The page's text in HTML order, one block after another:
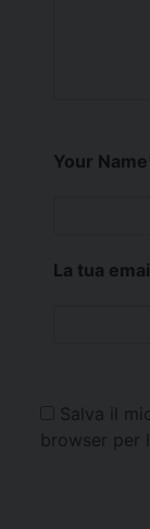
Your Name
La tua
Salva il
browser per